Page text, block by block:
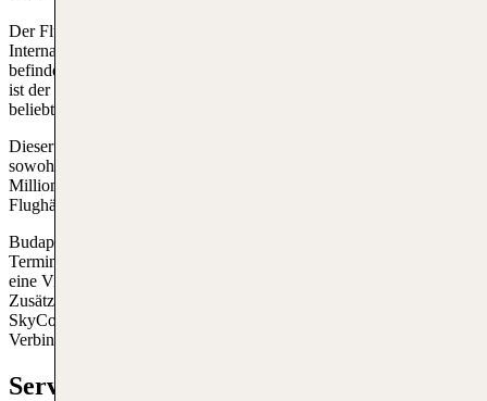
Der Flughafen Budapest, offiziell bekannt als Budapest Ferenc Liszt
International Airport, trägt den IATA-Code BUD. Der Flughafen
befindet sich in Ungarns Hauptstadt Budapest, im Bezirk Pest, und
ist der größte und bedeutendste Flughafen des Landes. Er ist ein
beliebtes Ziel für
Dieser Flughafen ist ein internationaler Flughafen und bedient
sowohl inländische als auch internationale Flüge. Mit über 16
Millionen Passagieren pro Jahr ist er einer der verkehrsreichsten
Flughäfen in Osteuropa.
Budapest Liszt-Ferenc-Flughafen besteht aus zwei Hauptterminals,
Terminal 2A und Terminal 2B, die miteinander verbunden sind und
eine Vielzahl von Dienstleistungen und Einrichtungen bieten.
Zusätzlich gibt es einen separaten Bereich, den sogenannten
SkyCourt, der zwischen den beiden Gebäuden liegt und als
Verbindungsstück dient.
Services am BUD